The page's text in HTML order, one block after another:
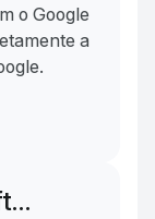
o Google
a